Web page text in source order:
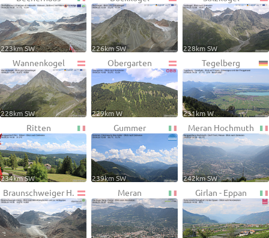
223km SW 226km SW 228km SW
Wannenkogel
228km SW
Obergarten
229km W
Tegelberg
231km W
Ritten
234km SW
Gummer
239km SW
Meran Hochmuth
242km SW
Braunschweiger H. Meran Girlan - Eppan